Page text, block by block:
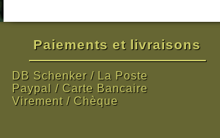
Paiements et livraisons
DB Schenker / La Poste
Paypal / Carte Bancaire
Virement / Chèque